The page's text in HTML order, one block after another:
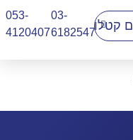
03-
6182547
053-
4120407​